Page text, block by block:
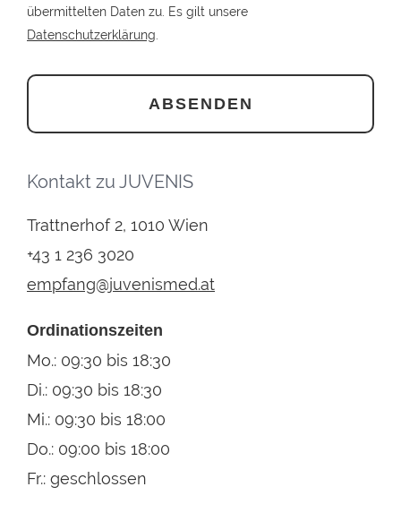
übermittelten Daten zu. Es gilt unsere
Datenschutzerklärung.
Kontakt zu JUVENIS
Trattnerhof 2, 1010 Wien
+43 1 236 3020
empfang@juvenismed.at
Ordinationszeiten
Mo.: 09:30 bis 18:30
Di.: 09:30 bis 18:30
Mi.: 09:30 bis 18:00
Do.: 09:00 bis 18:00
Fr.: geschlossen